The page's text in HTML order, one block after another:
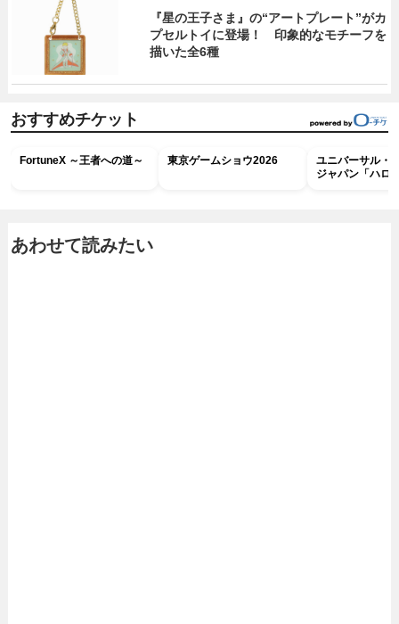
『星の王子さま』の“アートプレート”がカ
プセルトイに登場！ 印象的なモチーフを
描いた全6種
おすすめチケット
FortuneX ～王者への道～ 東京ゲームショウ2026
ユニバーサル・
ジャパン「ハロ
あわせて読みたい